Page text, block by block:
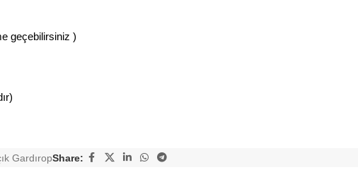
geçebilirsiniz )
GardıropShare: